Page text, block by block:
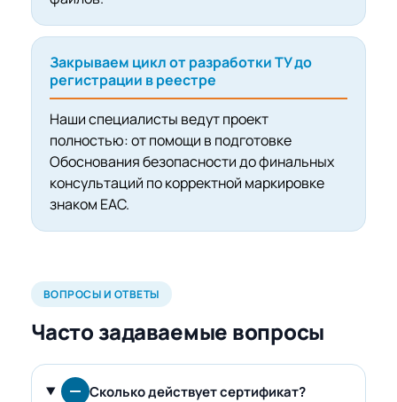
Закрываем цикл от разработки ТУ до
регистрации в реестре
Наши специалисты ведут проект
полностью: от помощи в подготовке
Обоснования безопасности до финальных
консультаций по корректной маркировке
знаком EAC.
ВОПРОСЫ И ОТВЕТЫ
Часто задаваемые вопросы
Сколько действует сертификат?